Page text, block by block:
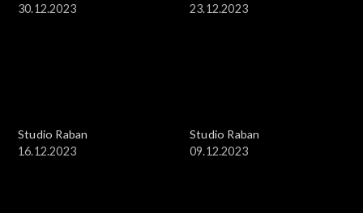
30.12.2023
23.12.2023
Studio Raban
16.12.2023
Studio Raban
09.12.2023